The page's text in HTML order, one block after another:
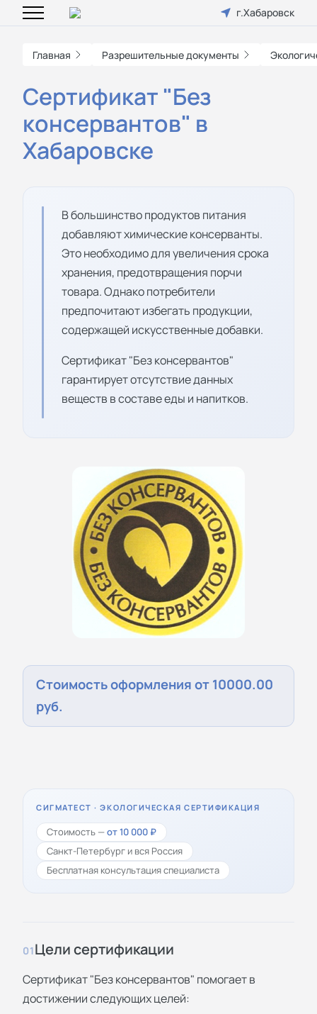
г.Хабаровск
Главная Разрешительные документы
Сертификат "Без
консервантов" в
Хабаровске
В большинство продуктов питания
добавляют химические консерванты.
Это необходимо для увеличения срока
хранения, предотвращения порчи
товара. Однако потребители
предпочитают избегать продукции,
содержащей искусственные добавки.
Сертификат "Без консервантов"
гарантирует отсутствие данных
веществ в составе еды и напитков.
Стоимость оформления от 10000.00
руб.
СИГМАТЕСТ · ЭКОЛОГИЧЕСКАЯ СЕРТИФИКАЦИЯ
Стоимость —от 10 000 ₽
Санкт-Петербург и вся Россия
Бесплатная консультация специалиста
01Цели сертификации
Сертификат "Без консервантов" помогает в
достижении следующих целей: